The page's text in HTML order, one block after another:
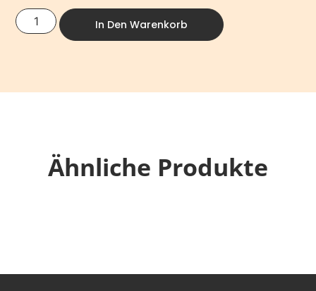
In Den Warenkorb
Ähnliche Produkte